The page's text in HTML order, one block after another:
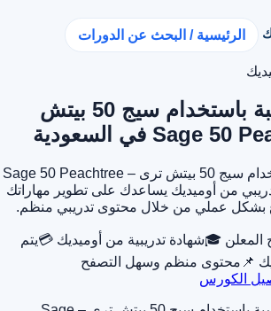
الرئيسية / البحث عن الدورات
دبلومة المحاسبة باستخدام سيج 50 بيتش
دبلومة المحاسبة باستخدام سيج 50 بيتش ترى – Sage 50 Peachtree
من أوميديك يساعدك على تطوير مهاراتك
بشكل عملي من خلال محتوى تدريبي منظم.
المعلن 🎓شهادة تدريبية من أوميديك 💳يتم
📌 محتوى منظم وسهل التصفح
الكورس